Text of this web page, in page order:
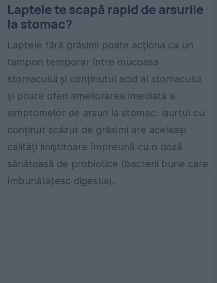
Laptele te scapă rapid de arsurile
la stomac?
Laptele fără grăsimi poate acționa ca un
tampon temporar între mucoasa
stomacului și conținutul acid al stomacului
și poate oferi ameliorarea imediată a
simptomelor de arsuri la stomac. Iaurtul cu
conținut scăzut de grăsimi are aceleași
calități liniștitoare împreună cu o doză
sănătoasă de probiotice (bacterii bune care
îmbunătățesc digestia).